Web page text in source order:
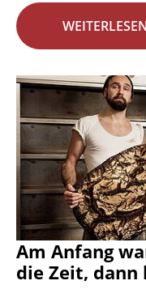
WEITERLESEN
Am Anfang
die Zeit, dann